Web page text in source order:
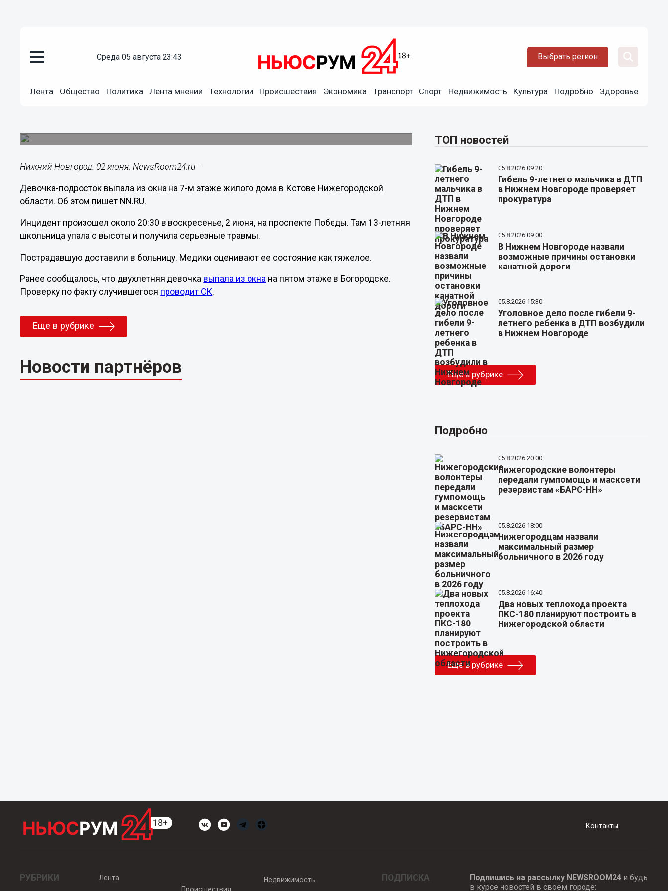
среда 05 августа 23:43 Выбрать регион
Лента Общество Политика Лента мнений Технологии Происшествия Экономика Транспорт Спорт Недвижимость Культура Подробно Здоровье
02.06.202421:44
Нижний Новгород. 02 июня. NewsRoom24.ru -
Девочка-подросток выпала из окна на 7-м этаже жилого дома в Кстове Нижегородской
области. Об этом пишет NN.RU.
Инцидент произошел около 20:30 в воскресенье, 2 июня, на проспекте Победы. Там 13-летняя
школьница упала с высоты и получила серьезные травмы.
Пострадавшую доставили в больницу. Медики оценивают ее состояние как тяжелое.
Ранее сообщалось, что двухлетняя девочка выпала из окна на пятом этаже в Богородске.
Проверку по факту случившегося проводит СК.
Еще в рубрике
Новости партнёров
ТОП новостей
05.8.2026 09:20
Гибель 9-летнего мальчика в ДТП
в Нижнем Новгороде проверяет
прокуратура
05.8.2026 09:00
В Нижнем Новгороде назвали
возможные причины остановки
канатной дороги
05.8.2026 15:30
Уголовное дело после гибели 9-
летнего ребенка в ДТП возбудили
в Нижнем Новгороде
Еще в рубрике
Подробно
05.8.2026 20:00
Нижегородские волонтеры
передали гумпомощь и масксети
резервистам «БАРС-НН»
05.8.2026 18:00
Нижегородцам назвали
максимальный размер
больничного в 2026 году
05.8.2026 16:40
Два новых теплохода проекта
ПКС-180 планируют построить в
Нижегородской области
Еще в рубрике
Контакты
РУБРИКИ
Лента
Происшествия
Недвижимость ПОДПИСКА Подпишись на рассылку NEWSROOM24и будь
в курсе новостей в своём городе: